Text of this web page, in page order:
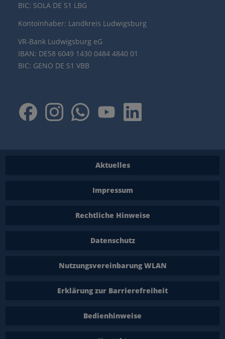
BIC: SOLA DE S1 LBG
Kontoinhaber: Landkreis Ludwigsburg
VR-Bank Ludwigsburg eG
IBAN: DE58 6049 1430 0484 4840 01
BIC: GENO DE S1 VBB
Aktuelles
Impressum
Rechtliche Hinweise
Datenschutz
Nutzungsvereinbarung WLAN
Erklärung zur Barrierefreiheit
Bedienhinweise